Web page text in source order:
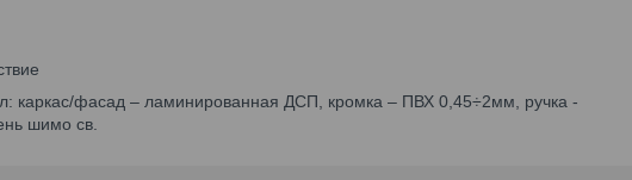
каркас/фасад – ламинированная ДСП, кромка – ПВХ 0,45÷2мм, ручка -
шимо св.